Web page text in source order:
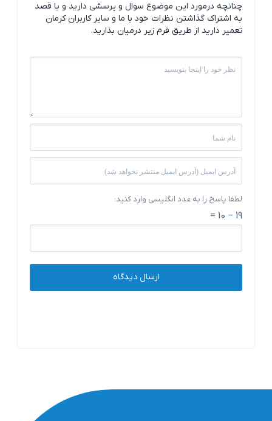
چنانچه درمورد این موضوع سوال و پرسشی دارید و یا قصد
به اشتراک گذاشتن نظرات خود با ما و سایر کاربران کرمان
تعمیر دارید از طریق فرم زیر درمیان بذارید.
لطفا پاسخ را به عدد انگلیسی وارد کنید:
19 − 10 =